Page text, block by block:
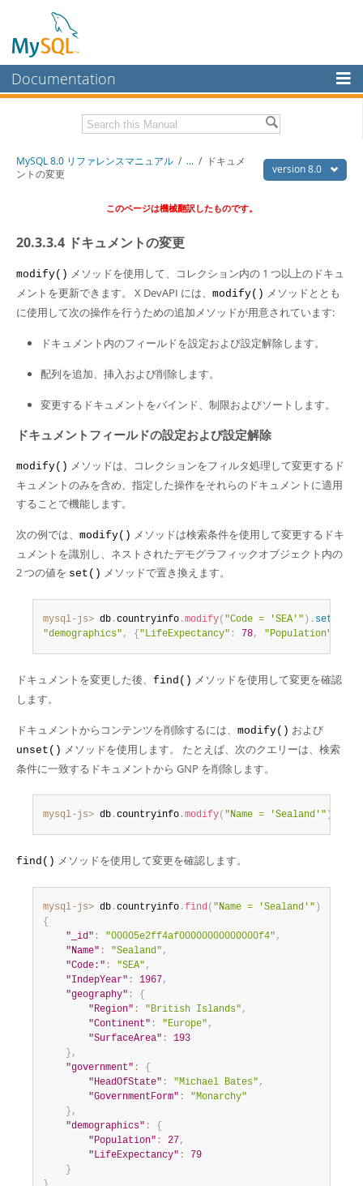
Documentation
MySQL Enterprise
Workbench
Connectors
More
MySQL.com
Downloads
Developer Zone
Download this Manual version 8.0
MySQL 8.0 リファレンスマニュアル / ... /
ドキュメ
ントの変更
このページは機械翻訳したものです。
20.3.3.4 ドキュメントの変更
modify() メソッドを使用して、コレクション内の 1 つ以上のドキュ
メントを更新できます。 X DevAPI には、 modify() メソッドととも
に使用して次の操作を行うための追加メソッドが用意されています:
ドキュメント内のフィールドを設定および設定解除します。
配列を追加、挿入および削除します。
変更するドキュメントをバインド、制限およびソートします。
ドキュメントフィールドの設定および設定解除
modify() メソッドは、コレクションをフィルタ処理して変更するド
キュメントのみを含め、指定した操作をそれらのドキュメントに適用
することで機能します。
次の例では、 modify() メソッドは検索条件を使用して変更するドキ
ュメントを識別し、ネストされたデモグラフィックオブジェクト内の
2 つの値を set() メソッドで置き換えます。
mysql-js> db .countryinfo .modify( "Code = 'SEA'" ) . set
"demographics" , { "LifeExpectancy" : 78, "Population"
ドキュメントを変更した後、 find() メソッドを使用して変更を確認
します。
ドキュメントからコンテンツを削除するには、 modify() および
unset() メソッドを使用します。 たとえば、次のクエリーは、検索
条件に一致するドキュメントから GNP を削除します。
mysql-js> db .countryinfo .modify( "Name = 'Sealand'" )
find() メソッドを使用して変更を確認します。
mysql-js> db .countryinfo .find ( "Name = 'Sealand'" )
{
"_id" : "00005e2ff4af00000000000000f4" ,
"Name" : "Sealand" ,
"Code:" : "SEA" ,
"IndepYear" : 1967 ,
"geography" :
{
"Region" : "British Islands" ,
"Continent" : "Europe" ,
"SurfaceArea" :
193
} ,
"government" :
{
"HeadOfState" : "Michael Bates" ,
"GovernmentForm" :
"Monarchy"
} ,
"demographics" :
{
"Population" : 27 ,
"LifeExpectancy" :
79
}